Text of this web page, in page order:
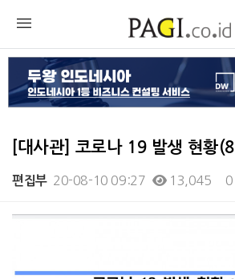
[대사관] 코로나 19 발생 현황
편집부 20-08-10 09:27 13,045 0